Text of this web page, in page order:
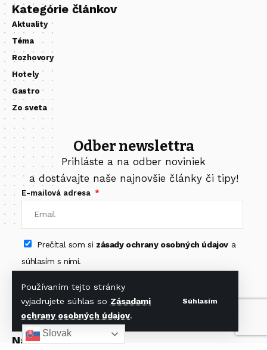
Používaním tejto stránky
vyjadrujete súhlas so Zásadami
ochrany osobných údajov.
Súhlasím
Kategórie článkov
Aktuality
Téma
Rozhovory
Hotely
Gastro
Zo sveta
Odber newslettra
Prihláste a na odber noviniek
a dostávajte naše najnovšie články či tipy!
E-mailová adresa
Prečítal som si zásady ochrany osobných údajova
súhlasím s nimi.
Odoberať newsletter
Nájdete nás na
Slovak